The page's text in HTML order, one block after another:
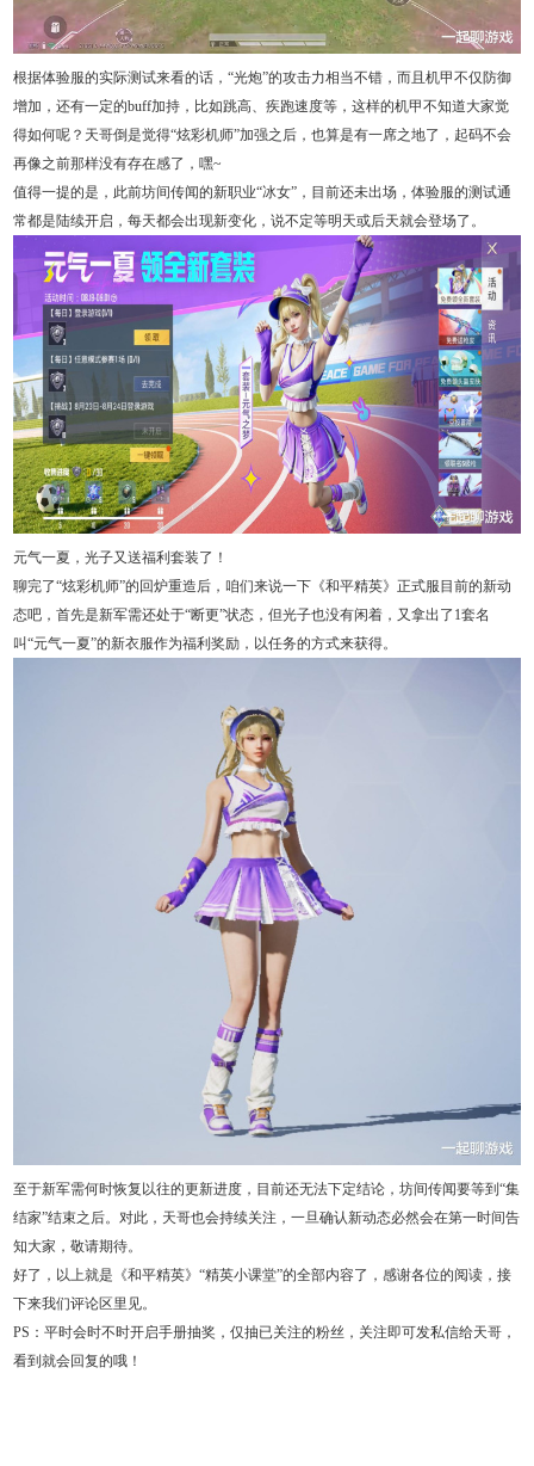
根据体验服的实际测试来看的话，“光炮”的攻击力相当不错，而且机甲不仅防御
增加，还有一定的buff加持，比如跳高、疾跑速度等，这样的机甲不知道大家觉
得如何呢？天哥倒是觉得“炫彩机师”加强之后，也算是有一席之地了，起码不会
再像之前那样没有存在感了，嘿~
值得一提的是，此前坊间传闻的新职业“冰女”，目前还未出场，体验服的测试通
常都是陆续开启，每天都会出现新变化，说不定等明天或后天就会登场了。
元气一夏，光子又送福利套装了！
聊完了“炫彩机师”的回炉重造后，咱们来说一下《和平精英》正式服目前的新动
态吧，首先是新军需还处于“断更”状态，但光子也没有闲着，又拿出了1套名
叫“元气一夏”的新衣服作为福利奖励，以任务的方式来获得。
至于新军需何时恢复以往的更新进度，目前还无法下定结论，坊间传闻要等到“集
结家”结束之后。对此，天哥也会持续关注，一旦确认新动态必然会在第一时间告
知大家，敬请期待。
好了，以上就是《和平精英》“精英小课堂”的全部内容了，感谢各位的阅读，接
下来我们评论区里见。
PS：平时会时不时开启手册抽奖，仅抽已关注的粉丝，关注即可发私信给天哥，
看到就会回复的哦！